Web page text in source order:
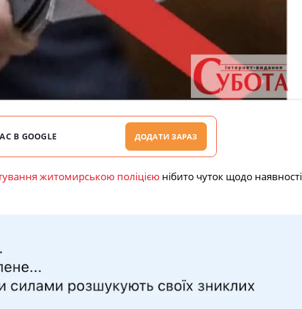
В GOOGLE ДОДАТИ ЗАРАЗ
житомирською поліцієюнібито чуток щодо наявності